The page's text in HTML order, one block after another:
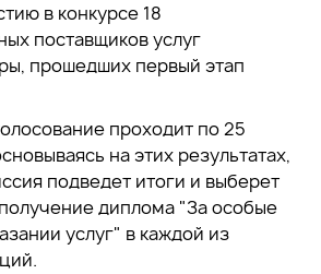
в конкурсе 18
поставщиков услуг
прошедших первый этап
проходит по 25
на этих результатах,
подведет итоги и выберет
диплома "За особые
услуг" в каждой из